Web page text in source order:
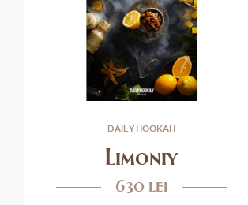
DAILY HOOKAH
Limoniy
630 lei